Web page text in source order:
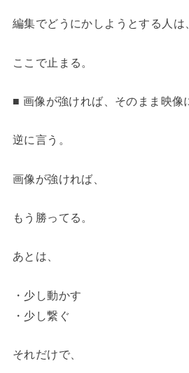
編集でどうにかしようとする人は
ここで止まる。
■ 画像が強ければ、そのまま映像
逆に言う。
画像が強ければ、
もう勝ってる。
あとは、
・少し動かす
・少し繋ぐ
それだけで、